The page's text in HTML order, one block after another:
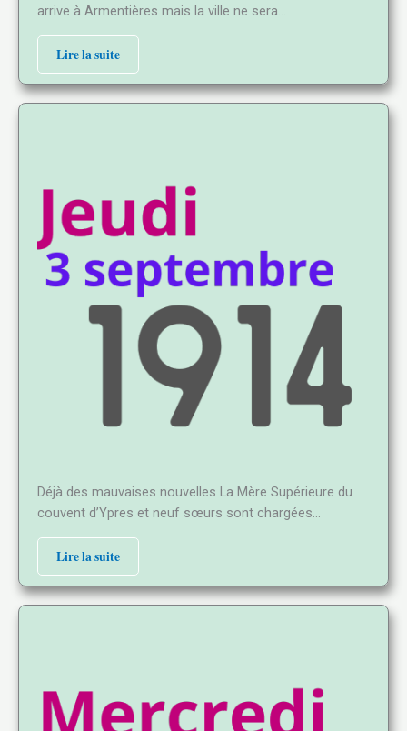
arrive à Armentières mais la ville ne sera…
Lire la suite
Déjà des mauvaises nouvelles La Mère Supérieure du
couvent d’Ypres et neuf sœurs sont chargées…
Lire la suite